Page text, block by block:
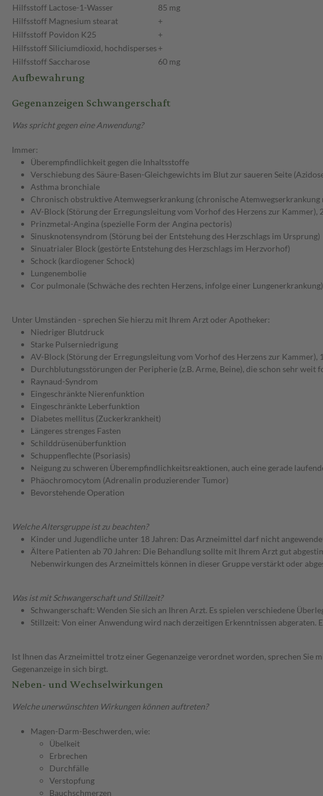
Hilfsstoff Lactose-1-Wasser
85 mg
Hilfsstoff Magnesium stearat
+
Hilfsstoff Povidon K25
+
Hilfsstoff Siliciumdioxid, hochdisperses +
Hilfsstoff Saccharose 60 mg
Aufbewahrung
Gegenanzeigen Schwangerschaft
Was spricht gegen eine Anwendung?
Immer:
Überempfindlichkeit gegen die Inhaltsstoffe
Verschiebung des Säure-Basen-Gleichgewichts im Blut zur saueren Seite
Asthma bronchiale
Chronisch obstruktive Atemwegserkrankung (chronische Atemwegserkrankung
AV-Block (Störung der Erregungsleitung vom Vorhof des Herzens zur Kammer),
Prinzmetal-Angina (spezielle Form der Angina pectoris)
Sinusknotensyndrom (Störung bei der Entstehung des Herzschlags im Ursprung)
Sinuatrialer Block (gestörte Entstehung des Herzschlags im Herzvorhof)
Schock (kardiogener Schock)
Lungenembolie
Cor pulmonale (Schwäche des rechten Herzens, infolge einer Lungenerkrankung)
Unter Umständen - sprechen Sie hierzu mit Ihrem Arzt oder Apotheker:
Niedriger Blutdruck
Starke Pulserniedrigung
AV-Block (Störung der Erregungsleitung vom Vorhof des Herzens zur Kammer),
Durchblutungsstörungen der Peripherie (z.B. Arme, Beine), die schon sehr weit
Raynaud-Syndrom
Eingeschränkte Nierenfunktion
Eingeschränkte Leberfunktion
Diabetes mellitus (Zuckerkrankheit)
Längeres strenges Fasten
Schilddrüsenüberfunktion
Schuppenflechte (Psoriasis)
Neigung zu schweren Überempfindlichkeitsreaktionen, auch eine gerade
Phäochromocytom (Adrenalin produzierender Tumor)
Bevorstehende Operation
Welche Altersgruppe ist zu beachten?
Kinder und Jugendliche unter 18 Jahren: Das Arzneimittel darf nicht
Ältere Patienten ab 70 Jahren: Die Behandlung sollte mit Ihrem Arzt gut
Nebenwirkungen des Arzneimittels können in dieser Gruppe verstärkt oder
Was ist mit Schwangerschaft und Stillzeit?
Schwangerschaft: Wenden Sie sich an Ihren Arzt. Es spielen verschiedene
Stillzeit: Von einer Anwendung wird nach derzeitigen Erkenntnissen abgeraten.
Ist Ihnen das Arzneimittel trotz einer Gegenanzeige verordnet worden, sprechen Sie
Gegenanzeige in sich birgt.
Neben- und Wechselwirkungen
Welche unerwünschten Wirkungen können auftreten?
Magen-Darm-Beschwerden, wie:
Übelkeit
Erbrechen
Durchfälle
Verstopfung
Bauchschmerzen